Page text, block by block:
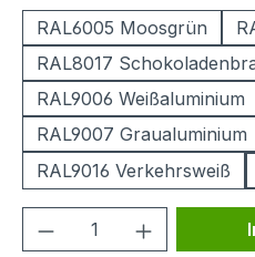
RAL6005 Moosgrün
RAL8017
RAL9006 Weißaluminium
RAL9007 Graualuminium
RAL9016 Verkehrsweiß
Produkt Anzahl: